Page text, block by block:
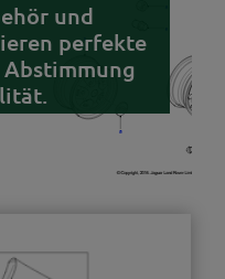
und
perfekte